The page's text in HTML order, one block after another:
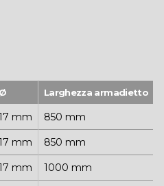
Ø Larghezza armadietto
mm 850 mm
mm 850 mm
mm 1000 mm